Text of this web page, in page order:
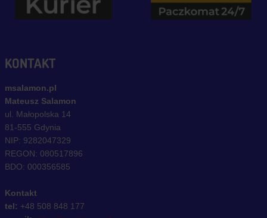
KONTAKT
msalamon.pl
Mateusz Salamon
ul. Małopolska 14
81-555 Gdynia
NIP: 9282047329
REGON: 080517896
BDO: 000356585
Kontakt
tel: +48 508 848 177